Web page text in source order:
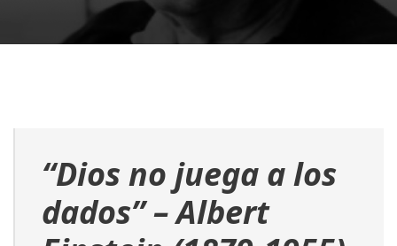
“Dios no juega a los
dados” – Albert